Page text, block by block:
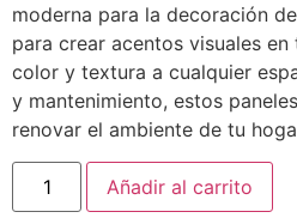
moderna para la decoración
para crear acentos visuales
color y textura a cualquier
y mantenimiento, estos
renovar el ambiente de tu
Añadir al carrito